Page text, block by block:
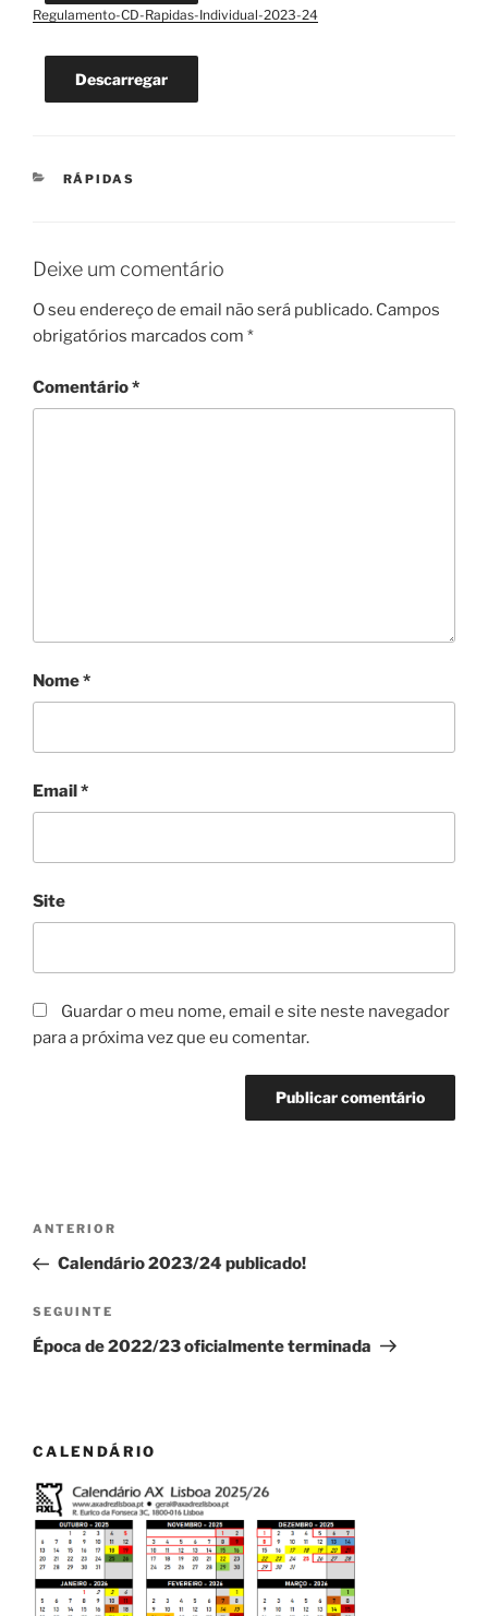
Regulamento-CD-Rapidas-Individual-2023-24
Descarregar
CATEGORIAS
RÁPIDAS
Deixe um comentário
O seu endereço de email não será publicado. Campos
obrigatórios marcados com *
Comentário*
Nome*
Email*
Site
Guardar o meu nome, email e site neste navegador
para a próxima vez que eu comentar.
Navegação
artigos
Conteúdo
anterior
ANTERIOR
Calendário 2023/24 publicado!
Conteúdo
seguinte
SEGUINTE
Época de 2022/23 oficialmente terminada
CALENDÁRIO